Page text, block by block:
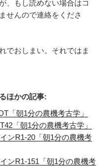
、もし読めない場合はコ
せんので連絡をくださ
でおしまい。それではま
ほかの記事:
「朝1分の農機考古学」
「朝1分の農機考古学」
ンR1-20「朝1分の農機考
ンR1-151「朝1分の農機考